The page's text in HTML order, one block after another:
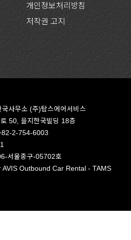
개인정보처리방침
저작권 고지
사무소 (주)탐스에어서비스
50, 을지한국빌딩 18층
2-754-6003
서울중구-05702호
Outbound Car Rental - TAMS